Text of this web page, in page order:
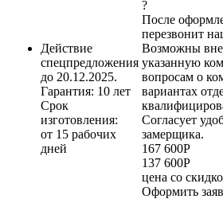
Действие
спецпредложения
до 20.12.2025.
Гарантия: 10 лет
Срок
изготовления:
от 15 рабочих
дней
?
После
перезвонит
Возможны
указанную
вопросам о
вариантах
Согласует
замерщика.
167 600Р
137 600Р
цена со
Оформить